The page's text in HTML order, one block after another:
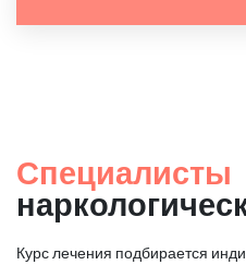
Специалисты
Курс лечения подбирается